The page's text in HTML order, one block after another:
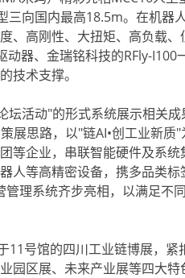
三向国内最高18.5m。在机器
、高刚性、大扭矩、高负载、
器、金瑞铭科技的RFly-I100
技术支撑。
活动"的形式系统展示相关成
展思路，以"链AI•创工业新质"
等企业，串联智能硬件及系统
人等高精密设备，携多品类标
理系统齐步亮相，以满足不
号馆的四川工业链博展，紧
园区展、未来产业展等四大特